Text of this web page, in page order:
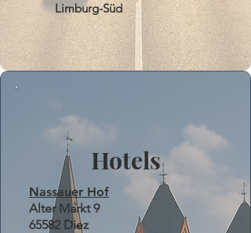
Limburg-Süd
Hotels
Nassauer Hof
Alter Markt 9
65582 Diez